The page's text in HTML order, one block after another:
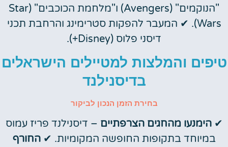
"הנוקמים" (Avengers) ו"מלחמת הכוכבים" (Star
Wars). ✔ המעבר להפקות סטרימינג והרחבת תכני
דיסני פלוס (Disney+).
טיפים והמלצות למטיילים הישראלים
בדיסנילנד
בחירת הזמן הנכון לביקור
✔הימנעו מהחגים הצרפתיים – דיסנילנד פריז עמוס
במיוחד בתקופות החופשה המקומיות. ✔החורף